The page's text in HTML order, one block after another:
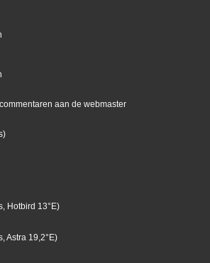
aan de webmaster
Hotbird 13°E)
Astra 19,2°E)